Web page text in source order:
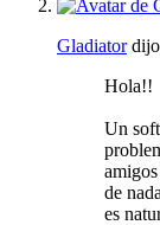
Gladiator
Hola!!
Un
de
es